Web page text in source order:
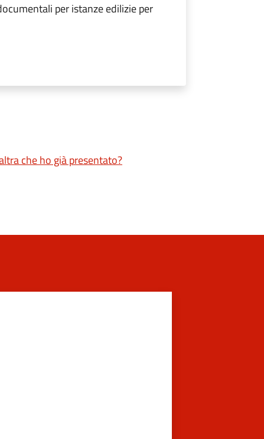
per istanze edilizie per
che ho già presentato?